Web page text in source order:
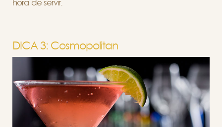
hora de servir.
DICA 3: Cosmopolitan